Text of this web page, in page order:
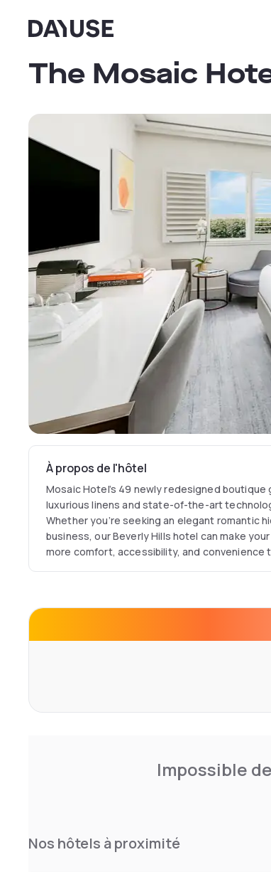
Dayuse
The Mosaic
À propos de l'hôtel
Mosaic Hotel’s 49 newly redesigned
luxurious linens and state-of-the-art
Whether you’re seeking an elegant romantic
business, our Beverly Hills hotel can make
more comfort, accessibility, and convenience
Impossible
Nos hôtels à proximité